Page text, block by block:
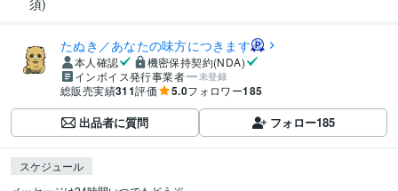
須)
たぬき／あなたの味方につきます
本人確認
機密保持契約(NDA)
インボイス発行事業者
未登録
総販売実績311評価 5.0フォロワー185
出品者に質問 フォロー185
スケジュール